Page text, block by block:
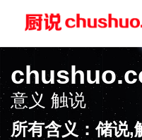
意义触说
所有含义：储说,